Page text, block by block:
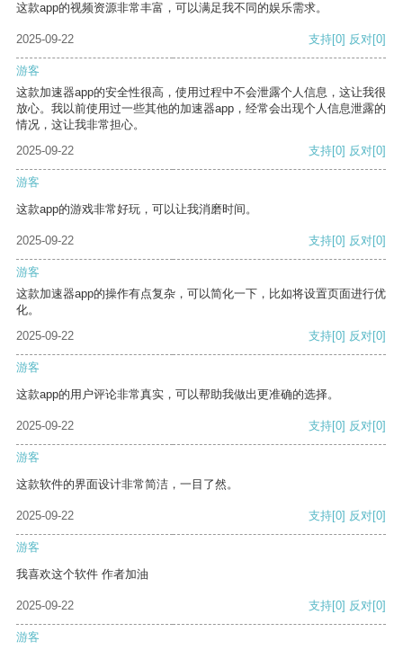
这款app的视频资源非常丰富，可以满足我不同的娱乐需求。
2025-09-22 支持[0] 反对[0]
游客
这款加速器app的安全性很高，使用过程中不会泄露个人信息，这让我很
放心。我以前使用过一些其他的加速器app，经常会出现个人信息泄露的
情况，这让我非常担心。
2025-09-22
支持[0] 反对[0]
游客
这款app的游戏非常好玩，可以让我消磨时间。
2025-09-22 支持[0] 反对[0]
游客
这款加速器app的操作有点复杂，可以简化一下，比如将设置页面进行优
化。
2025-09-22
支持[0] 反对[0]
游客
这款app的用户评论非常真实，可以帮助我做出更准确的选择。
2025-09-22 支持[0] 反对[0]
游客
这款软件的界面设计非常简洁，一目了然。
2025-09-22 支持[0] 反对[0]
游客
我喜欢这个软件 作者加油
2025-09-22 支持[0] 反对[0]
游客